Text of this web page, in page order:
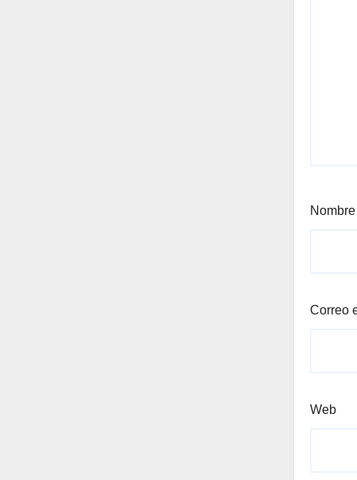
Correo
Web